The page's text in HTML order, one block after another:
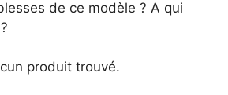
de ce modèle ? A qui
produit trouvé.